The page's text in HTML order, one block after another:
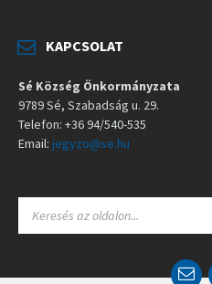
KAPCSOLAT
Sé Község Önkormányzata
9789 Sé, Szabadság u. 29.
Telefon: +36 94/540-535
Email: jegyzo@se.hu
A
E